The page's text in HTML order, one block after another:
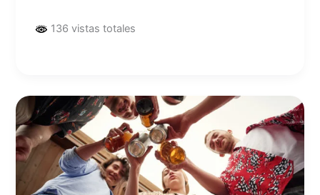
136 vistas totales